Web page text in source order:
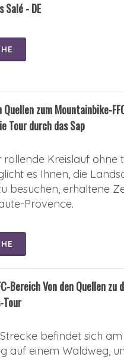
Salé - DE
Quellen zum Mountainbike-
Tour durch das Sap
rollende Kreislauf ohne
es Ihnen, die
besuchen, erhaltene
Provence.
Bereich Von den Quellen
Tour
befindet sich
auf einem Waldweg,